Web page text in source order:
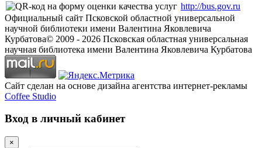
http://bus.gov.ru
Официальный сайт Псковской областной универсальной
научной библиотеки имени Валентина Яковлевича
Курбатова© 2009 - 2026 Псковская областная универсальная
научная библиотека имени Валентина Яковлевича Курбатова
Сайт сделан на основе дизайна агентства интернет-рекламы
Coffee Studio
Вход в личный кабинет
×